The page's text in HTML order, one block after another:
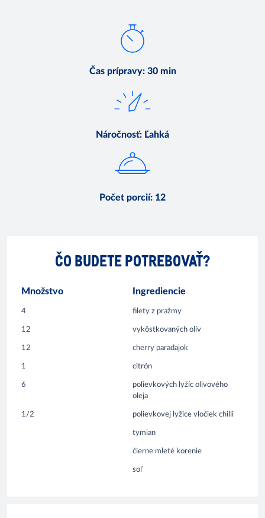
Čas prípravy: 30 min
Náročnosť: Ľahká
Počet porcií: 12
ČO BUDETE POTREBOVAŤ?
Množstvo Ingrediencie
4 filety z pražmy
12 vykôstkovaných olív
12 cherry paradajok
1 citrón
6
polievkových lyžíc olivového
oleja
1/2 polievkovej lyžice vločiek chilli
tymian
čierne mleté korenie
soľ